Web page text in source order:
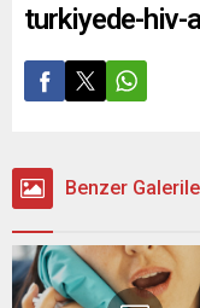
turkiyede-hiv-
Benzer